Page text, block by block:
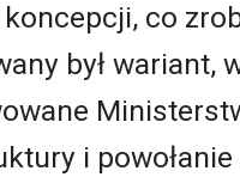
co
był wariant,
i powołanie